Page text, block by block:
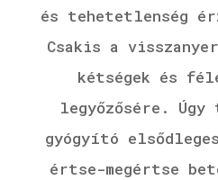
és tehetetlenség
Csakis a
kétségek és
legyőzősére.
gyógyító
értse-megértse